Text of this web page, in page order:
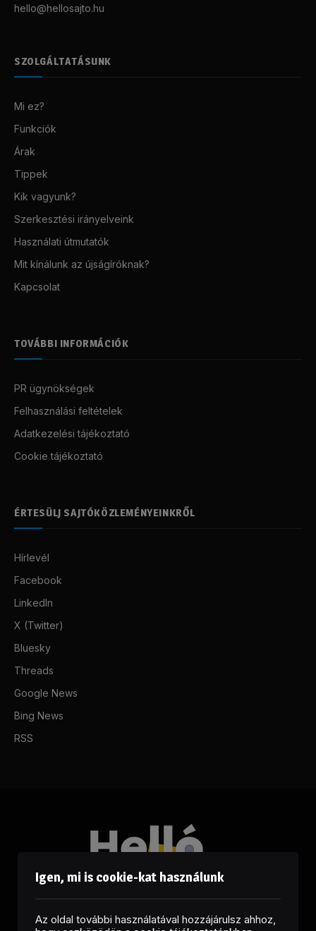
hello@hellosajto.hu
SZOLGÁLTATÁSUNK
Mi ez?
Funkciók
Árak
Tippek
Kik vagyunk?
Szerkesztési irányelveink
Használati útmutatók
Mit kínálunk az újságíróknak?
Kapcsolat
TOVÁBBI INFORMÁCIÓK
PR ügynökségek
Felhasználási feltételek
Adatkezelési tájékoztató
Cookie tájékoztató
ÉRTESÜLJ SAJTÓKÖZLEMÉNYEINKRŐL
Hírlevél
Facebook
LinkedIn
X (Twitter)
Bluesky
Threads
Google News
Bing News
RSS
Igen, mi is cookie-kat használunk
Az oldal további használatával hozzájárulsz ahhoz,